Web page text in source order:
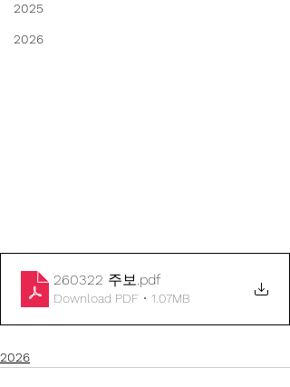
2025
2026
260322 주보.pdf
Download PDF • 1.07MB
2026